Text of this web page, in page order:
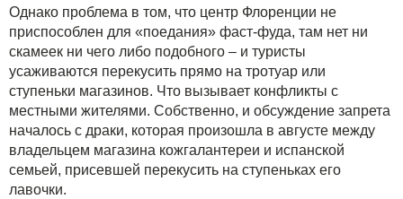
Однако проблема в том, что центр Флоренции не
приспособлен для «поедания» фаст-фуда, там нет ни
скамеек ни чего либо подобного – и туристы
усаживаются перекусить прямо на тротуар или
ступеньки магазинов. Что вызывает конфликты с
местными жителями. Собственно, и обсуждение запрета
началось с драки, которая произошла в августе между
владельцем магазина кожгалантереи и испанской
семьей, присевшей перекусить на ступеньках его
лавочки.